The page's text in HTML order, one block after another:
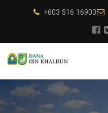
+603 516 16903